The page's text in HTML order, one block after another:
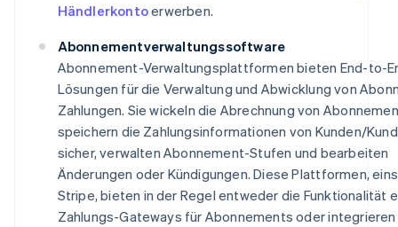
Händlerkontoerwerben.
Abonnementverwaltungssoftware
Abonnement-Verwaltungsplattformen bieten End-to-
Lösungen für die Verwaltung und Abwicklung von
Zahlungen. Sie wickeln die Abrechnung von
speichern die Zahlungsinformationen von Kunden/
sicher, verwalten Abonnement-Stufen und bearbeiten
Änderungen oder Kündigungen. Diese Plattformen,
Stripe, bieten in der Regel entweder die Funktionalität
Zahlungs-Gateways für Abonnements oder